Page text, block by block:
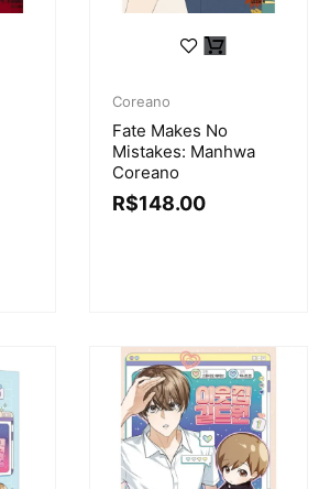
Coreano
Fate Makes No
Mistakes: Manhwa
Coreano
R$148.00